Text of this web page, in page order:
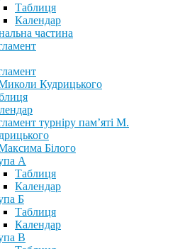
Таблиця
Календар
частина
Кудрицького
турніру пам’яті М.
Білого
А
Таблиця
Календар
Б
Таблиця
Календар
В